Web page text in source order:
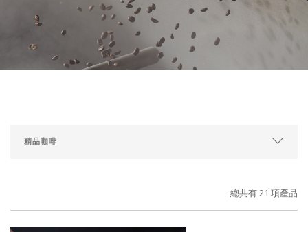
加盟專區
聯絡我們
總共有 21 項產品